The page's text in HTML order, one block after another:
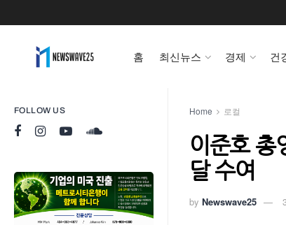
FOLLOW US
홈 최신뉴스 경제 건
Home 로컬
이준호 총
달 수여
by Newswave25